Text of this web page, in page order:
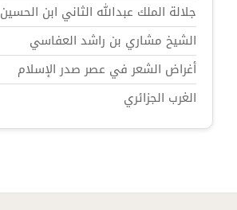
جلالة الملك عبدالله الثاني ابن الحسين
الشيخ مشاري بن راشد العفاسي
أغراض الشعر في عصر صدر الإسلام
الغرب الجزائري